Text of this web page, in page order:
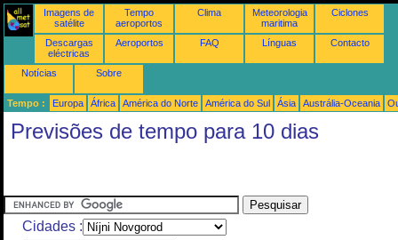
Imagens de
satélite
Tempo
aeroportos
Clima
Meteorologia
maritima
Ciclones
Descargas
eléctricas
Aeroportos FAQ Línguas Contacto
Notícias Sobre
Tempo : Europa África América do Norte América do Sul Ásia Austrália-Oceania
Previsões de tempo para 10 dias
Cidades :